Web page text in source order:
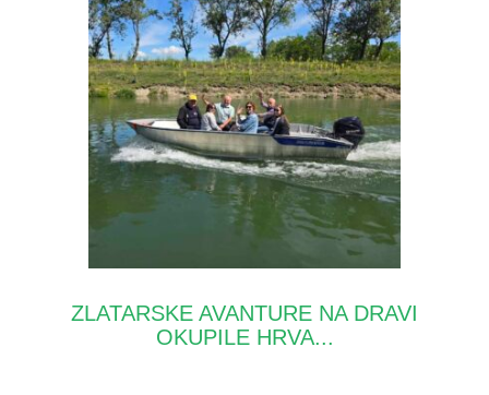
ZLATARSKE AVANTURE NA DRAVI
OKUPILE HRVA...